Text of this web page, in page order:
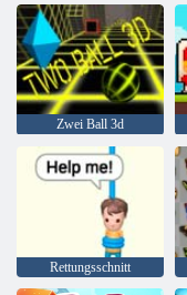
Zwei Ball 3d
Rettungsschnitt